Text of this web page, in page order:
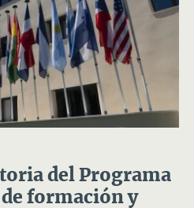
del Programa
de formación y